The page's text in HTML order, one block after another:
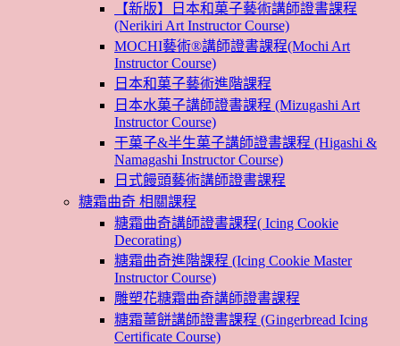
【新版】日本和菓子藝術講師證書課程
(Nerikiri Art Instructor Course)
MOCHI藝術®講師證書課程(Mochi Art
Instructor Course)
日本和菓子藝術進階課程
日本水菓子講師證書課程 (Mizugashi Art
Instructor Course)
干菓子&半生菓子講師證書課程 (Higashi &
Namagashi Instructor Course)
日式饅頭藝術講師證書課程
糖霜曲奇 相關課程
糖霜曲奇講師證書課程( Icing Cookie
Decorating)
糖霜曲奇進階課程 (Icing Cookie Master
Instructor Course)
雕塑花糖霜曲奇講師證書課程
糖霜薑餅講師證書課程 (Gingerbread Icing
Certificate Course)